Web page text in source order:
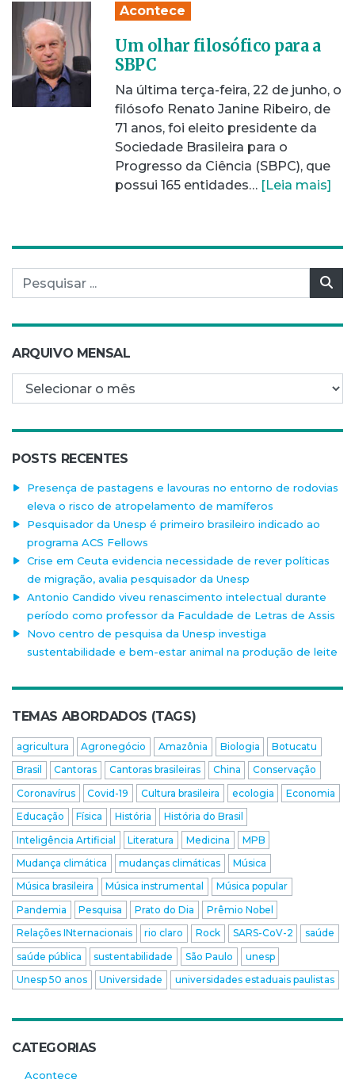
Acontece
Um olhar filosófico para a
SBPC
Na última terça-feira, 22 de junho, o
filósofo Renato Janine Ribeiro, de
71 anos, foi eleito presidente da
Sociedade Brasileira para o
Progresso da Ciência (SBPC), que
possui 165 entidades… [Leia mais]
Pesquisar por:
ARQUIVO MENSAL
Arquivo mensal
POSTS RECENTES
Presença de pastagens e lavouras no entorno de rodovias
eleva o risco de atropelamento de mamíferos
Pesquisador da Unesp é primeiro brasileiro indicado ao
programa ACS Fellows
Crise em Ceuta evidencia necessidade de rever políticas
de migração, avalia pesquisador da Unesp
Antonio Candido viveu renascimento intelectual durante
período como professor da Faculdade de Letras de Assis
Novo centro de pesquisa da Unesp investiga
sustentabilidade e bem-estar animal na produção de leite
TEMAS ABORDADOS (TAGS)
agricultura Agronegócio Amazônia Biologia
Botucatu
Brasil
Cantoras Cantoras brasileiras China
Conservação
Coronavírus
Covid-19 Cultura brasileira ecologia
Economia
Educação
Física História
História do Brasil
Inteligência Artificial
Literatura Medicina
MPB
Mudança climática
mudanças climáticas
Música
Música brasileira
Música instrumental
Música popular
Pandemia
Pesquisa Prato do Dia
Prêmio Nobel
Relações INternacionais
rio claro Rock SARS-CoV-2
saúde
saúde pública
sustentabilidade São Paulo
unesp
Unesp 50 anos
Universidade universidades estaduais paulistas
CATEGORIAS
Acontece